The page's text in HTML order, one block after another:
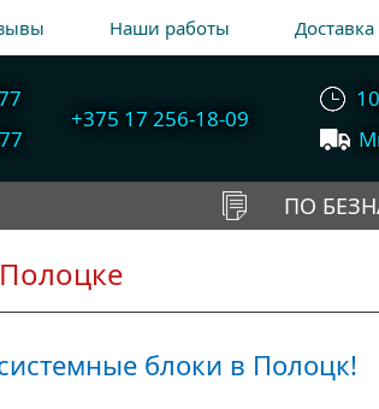
Наши работы Доставка
+375 17 256-18-09
77
77
ПО
Быстрый подбор
компьютера
блоки в Полоцк!